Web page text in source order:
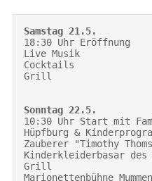
Samstag 21.5.
18:30 Uhr Eröffnung
Live Musik
Cocktails
Grill
Sonntag 22.5.
10:30 Uhr Start mit
Hüpfburg &
Zauberer "Timothy
Kinderkleiderbasar des
Grill
Marionettenbühne